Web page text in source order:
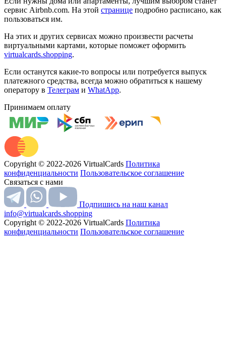
сервис Airbnb.com. На этой странице подробно расписано, как
пользоваться им.
На этих и других сервисах можно произвести расчеты
виртуальными картами, которые поможет оформить
virtualcards.shopping.
Если останутся какие-то вопросы или потребуется выпуск
платежного средства, всегда можно обратиться к нашему
оператору в Телеграм и WhatApp.
Принимаем оплату
Copyright © 2022-2026 VirtualCards Политика
конфиденциальности Пользовательское соглашение
Связаться с нами
Подпишись на наш канал
info@virtualcards.shopping
Copyright © 2022-2026 VirtualCards Политика
конфиденциальности Пользовательское соглашение